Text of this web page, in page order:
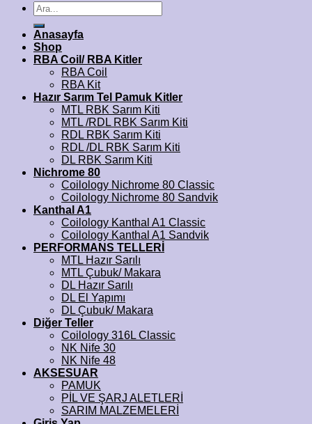
Ara:
Anasayfa
Shop
RBA Coil/ RBA Kitler
RBA Coil
RBA Kit
Hazır Sarım Tel Pamuk Kitler
MTL RBK Sarım Kiti
MTL /RDL RBK Sarım Kiti
RDL RBK Sarım Kiti
RDL /DL RBK Sarım Kiti
DL RBK Sarım Kiti
Nichrome 80
Coilology Nichrome 80 Classic
Coilology Nichrome 80 Sandvik
Kanthal A1
Coilology Kanthal A1 Classic
Coilology Kanthal A1 Sandvik
PERFORMANS TELLERİ
MTL Hazır Sarılı
MTL Çubuk/ Makara
DL Hazır Sarılı
DL El Yapımı
DL Çubuk/ Makara
Diğer Teller
Coilology 316L Classic
NK Nife 30
NK Nife 48
AKSESUAR
PAMUK
PİL VE ŞARJ ALETLERİ
SARIM MALZEMELERİ